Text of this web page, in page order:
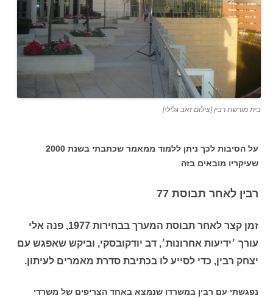
בית מורשת רבין [צילום זאב גלילי]
שעיקריו מובאים בזה
רבין לאחר תבוסת 77
זמן קצר לאחר תבוסת המערך בבחירות 1977, פנה אלי
עורך ׳ידיעות אחרונות׳, דב יודקובסקי, וביקש שאפגש עם
יצחק רבין, כדי לסייע לו בכתיבת סדרת מאמרים לעיתון.
נפגשתי עם רבין במשרדו שנמצא באחד הצריפים של משרדי